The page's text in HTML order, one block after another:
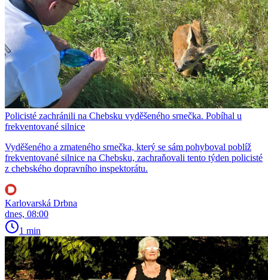
Policisté zachránili na Chebsku vyděšeného srnečka. Pobíhal u
frekventované silnice
Vyděšeného a zmateného srnečka, který se sám pohyboval poblíž
frekventované silnice na Chebsku, zachraňovali tento týden policisté
z chebského dopravního inspektorátu.
Karlovarská Drbna
dnes, 08:00
1 min